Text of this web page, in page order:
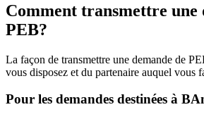
Comment transmettre une
PEB?
La façon de transmettre une demande de
vous disposez et du partenaire auquel vous
Pour les demandes destinées à